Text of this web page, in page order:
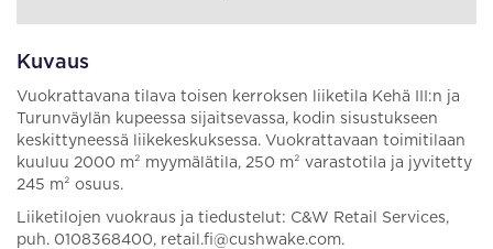
Kuvaus
Vuokrattavana tilava toisen kerroksen liiketila Kehä III:n ja
Turunväylän kupeessa sijaitsevassa, kodin sisustukseen
keskittyneessä liikekeskuksessa. Vuokrattavaan toimitilaan
kuuluu 2000 m² myymälätila, 250 m² varastotila ja jyvitetty
245 m² osuus.
Liiketilojen vuokraus ja tiedustelut: C&W Retail Services,
puh. 0108368400, retail.fi@cushwake.com.